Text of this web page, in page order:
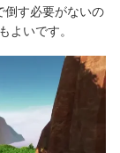
倒す必要がないの
よいです。